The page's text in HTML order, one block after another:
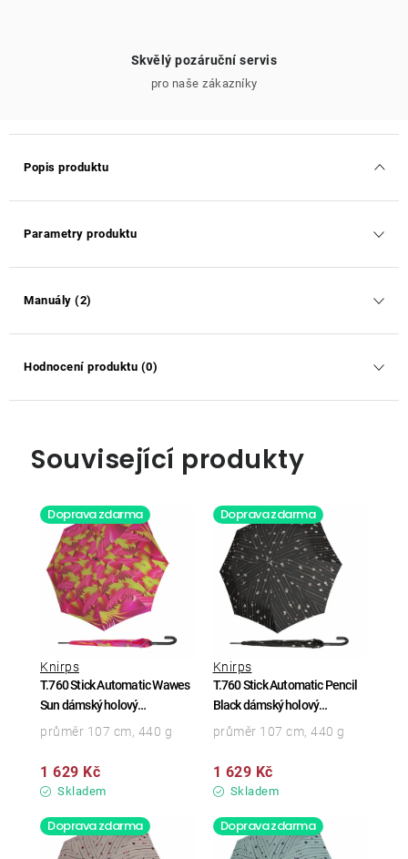
Skvělý pozáruční servis
pro naše zákazníky
Popis produktu
Parametry produktu
Manuály (2)
Hodnocení produktu (0)
Související produkty
Doprava zdarma
T.760 Stick Automatic Wawes
Sun dámský holový
vystřelovací deštník
Knirps
Skladem
1 629 Kč
průměr 107 cm, 440 g
Doprava zdarma
T.760 Stick Automatic Pencil
Black dámský holový
vystřelovací deštník
Knirps
Skladem
1 629 Kč
průměr 107 cm, 440 g
Doprava zdarma Doprava zdarma